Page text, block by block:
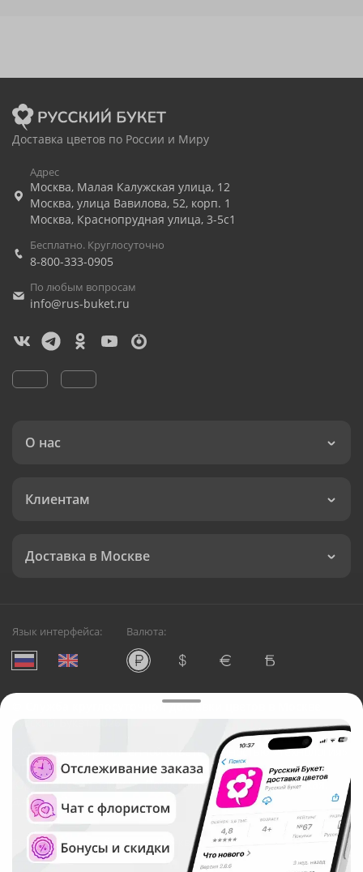
Доставка цветов по России и Миру
Адрес
Москва, Малая Калужская улица, 12
Москва, улица Вавилова, 52, корп. 1
Москва, Краснопрудная улица, 3-5с1
Бесплатно. Круглосуточно
8-800-333-0905
По любым вопросам
info@rus-buket.ru
О нас
Клиентам
Доставка в Москве
Язык интерфейса: Валюта:
Служба круглосуточной доставки цветов в Москве
Русский Букет, 2026
Общество с ограниченной ответственностью «Технология»
ОГРН: 1195476081745, ИНН: 5410081997
Юридический адрес: г. Новосибирск, ул. Ипподромская,
д.42, оф. 3
Рейтинг Русского букета в г. Москва